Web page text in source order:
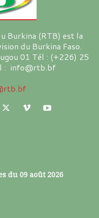
Burkina (RTB) est la
du Burkina Faso.
01 Tél : (+226) 25
: info@rtb.bf
du 09 août 2026